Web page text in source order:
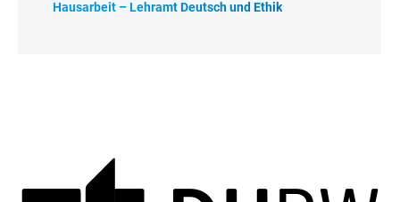
Hausarbeit – Lehramt Deutsch und Ethik